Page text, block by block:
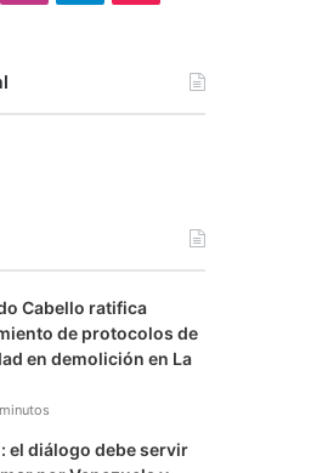
r
a
m
a
m
Cabello ratifica
de protocolos de
en demolición en La
el diálogo debe servir